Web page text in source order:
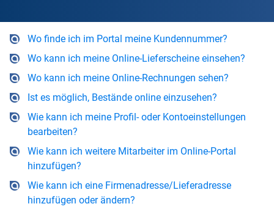
Wo finde ich im Portal meine Kundennummer?
Wo kann ich meine Online-Lieferscheine einsehen?
Wo kann ich meine Online-Rechnungen sehen?
Ist es möglich, Bestände online einzusehen?
Wie kann ich meine Profil- oder Kontoeinstellungen
bearbeiten?
Wie kann ich weitere Mitarbeiter im Online-Portal
hinzufügen?
Wie kann ich eine Firmenadresse/Lieferadresse
hinzufügen oder ändern?